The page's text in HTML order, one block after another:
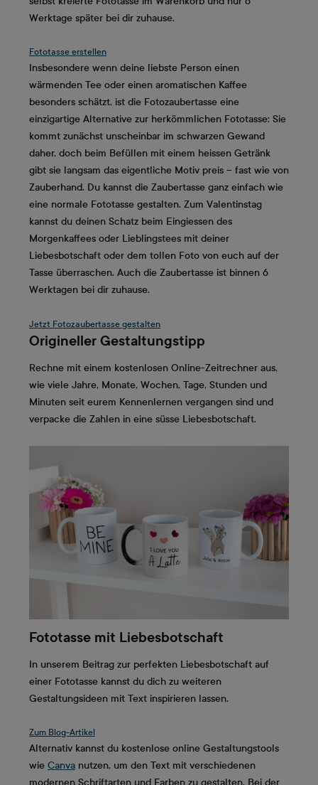
Werktage später bei dir zuhause.
Fototasse erstellen
Insbesondere wenn deine liebste Person einen
wärmenden Tee oder einen aromatischen Kaffee
besonders schätzt, ist die Fotozaubertasse eine
einzigartige Alternative zur herkömmlichen Fototasse: Sie
kommt zunächst unscheinbar im schwarzen Gewand
daher, doch beim Befüllen mit einem heissen Getränk
gibt sie langsam das eigentliche Motiv preis – fast wie von
Zauberhand. Du kannst die Zaubertasse ganz einfach wie
eine normale Fototasse gestalten. Zum Valentinstag
kannst du deinen Schatz beim Eingiessen des
Morgenkaffees oder Lieblingstees mit deiner
Liebesbotschaft oder dem tollen Foto von euch auf der
Tasse überraschen. Auch die Zaubertasse ist binnen 6
Werktagen bei dir zuhause.
Jetzt Fotozaubertasse gestalten
Origineller Gestaltungstipp
Rechne mit einem kostenlosen Online-Zeitrechner aus,
wie viele Jahre, Monate, Wochen, Tage, Stunden und
Minuten seit eurem Kennenlernen vergangen sind und
verpacke die Zahlen in eine süsse Liebesbotschaft.
Fototasse mit Liebesbotschaft
In unserem Beitrag zur perfekten Liebesbotschaft auf
einer Fototasse kannst du dich zu weiteren
Gestaltungsideen mit Text inspirieren lassen.
Zum Blog-Artikel
Alternativ kannst du kostenlose online Gestaltungstools
wie Canva nutzen, um den Text mit verschiedenen